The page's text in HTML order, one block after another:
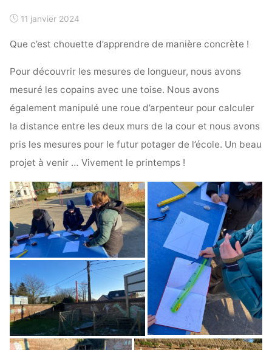
11 janvier 2024
Que c’est chouette d’apprendre de manière concrète !
Pour découvrir les mesures de longueur, nous avons
mesuré les copains avec une toise. Nous avons
également manipulé une roue d’arpenteur pour calculer
la distance entre les deux murs de la cour et nous avons
pris les mesures pour le futur potager de l’école. Un beau
projet à venir … Vivement le printemps !